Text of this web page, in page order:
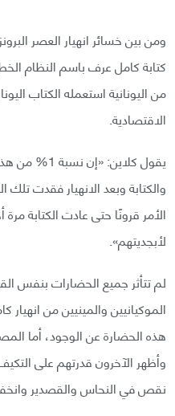
ومن بين خسائر انهيار العصر
من اليونانية استعمله الكتاب
الاقتصادية.
يقول كلاين:
والكتابة وبعد الانهيار فقدت
الأمر قرونًا حتى عادت الكتابة
لأبجديتهم».
لم تتأثر جميع الحضارات بنفس
الموكيانيين والمينيين من
هذه الحضارة عن الوجود، أما
وأظهر الآخرون قدرتهم على
نقص في النحاس والقصدير